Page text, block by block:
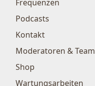
Frequenzen
Podcasts
Kontakt
Moderatoren & Team
Shop
Wartungsarbeiten